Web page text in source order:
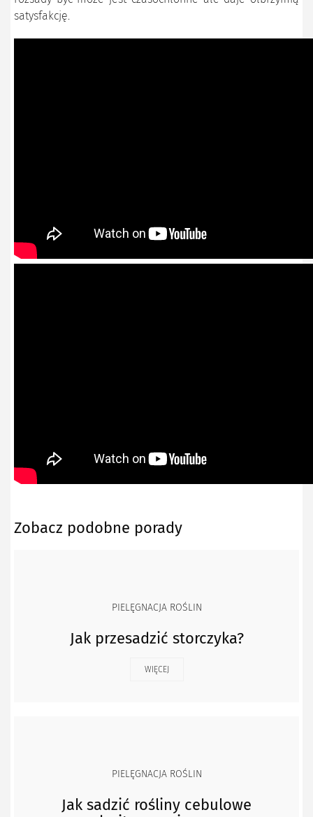
satysfakcję.
Zobacz podobne porady
PIELĘGNACJA ROŚLIN
Jak przesadzić storczyka?
WIĘCEJ
PIELĘGNACJA ROŚLIN
Jak sadzić rośliny cebulowe